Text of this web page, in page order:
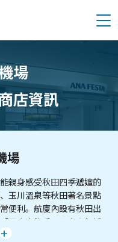
メニュー
場
店資訊
場
親身感受秋田四季遞嬗的
玉川溫泉等秋田著名景點
便利。航廈內設有秋田出
天才小釣手」巨大陶板浮
有以秋田犬為主題的拍照